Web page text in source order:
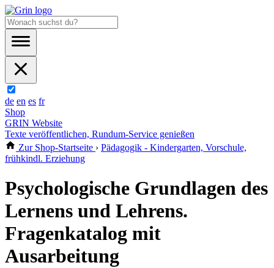
de en es fr
Shop
GRIN Website
Texte veröffentlichen, Rundum-Service genießen
Zur Shop-Startseite › Pädagogik - Kindergarten, Vorschule,
frühkindl. Erziehung
Psychologische Grundlagen des
Lernens und Lehrens.
Fragenkatalog mit
Ausarbeitung